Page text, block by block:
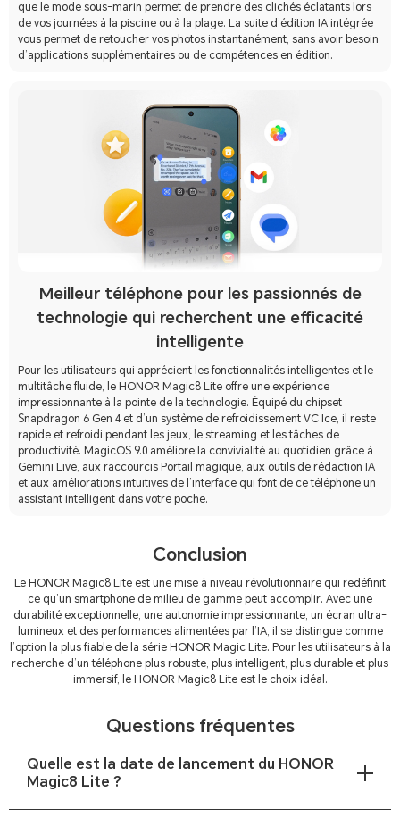
que le mode sous-marin permet de prendre des clichés éclatants lors
de vos journées à la piscine ou à la plage. La suite d’édition IA intégrée
vous permet de retoucher vos photos instantanément, sans avoir besoin
d’applications supplémentaires ou de compétences en édition.
Meilleur téléphone pour les passionnés de
technologie qui recherchent une efficacité
intelligente
Pour les utilisateurs qui apprécient les fonctionnalités intelligentes et le
multitâche fluide, le HONOR Magic8 Lite offre une expérience
impressionnante à la pointe de la technologie. Équipé du chipset
Snapdragon 6 Gen 4 et d’un système de refroidissement VC Ice, il reste
rapide et refroidi pendant les jeux, le streaming et les tâches de
productivité. MagicOS 9.0 améliore la convivialité au quotidien grâce à
Gemini Live, aux raccourcis Portail magique, aux outils de rédaction IA
et aux améliorations intuitives de l’interface qui font de ce téléphone un
assistant intelligent dans votre poche.
Conclusion
Le HONOR Magic8 Lite est une mise à niveau révolutionnaire qui redéfinit
ce qu’un smartphone de milieu de gamme peut accomplir. Avec une
durabilité exceptionnelle, une autonomie impressionnante, un écran ultra-
lumineux et des performances alimentées par l’IA, il se distingue comme
l’option la plus fiable de la série HONOR Magic Lite. Pour les utilisateurs à la
recherche d’un téléphone plus robuste, plus intelligent, plus durable et plus
immersif, le HONOR Magic8 Lite est le choix idéal.
Questions fréquentes
Quelle est la date de lancement du HONOR
Magic8 Lite ?